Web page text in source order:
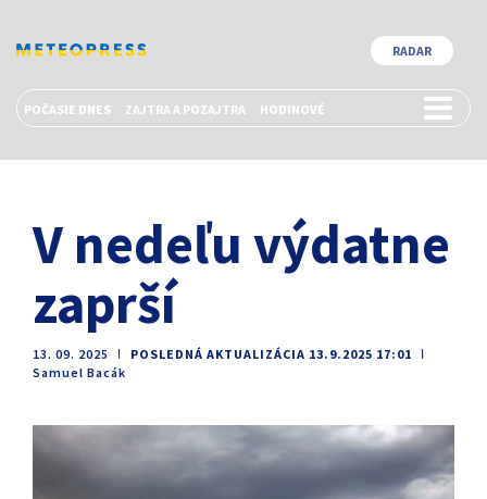
POČASIE DNES ZAJTRA A POZAJTRA HODINOVÉ
RADAR
V nedeľu výdatne
zaprší
13. 09. 2025 ǀ POSLEDNÁ AKTUALIZÁCIA 13.9.2025 17:01
ǀ
Samuel Bacák